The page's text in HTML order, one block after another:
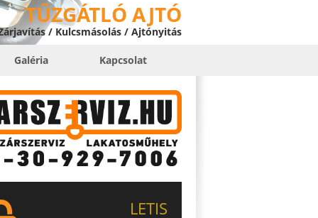
TŰZGÁTLÓ AJTÓ
/ Kulcsmásolás / Ajtónyitás
Galéria Kapcsolat
LETIS